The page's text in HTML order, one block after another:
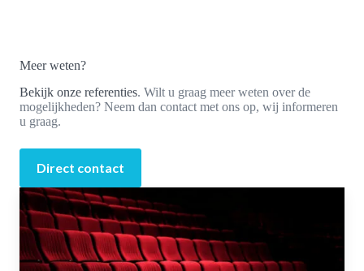
Meer weten?
Bekijk onze referenties. Wilt u graag meer weten over de
mogelijkheden? Neem dan contact met ons op, wij informeren
u graag.
Direct contact